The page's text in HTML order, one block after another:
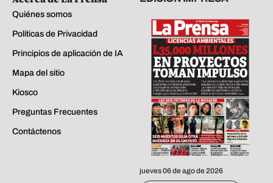
Quiénes somos
Políticas de Privacidad
Principios de aplicación de IA
Mapa del sitio
Kiosco
Preguntas Frecuentes
Contáctenos
jueves 06 de ago de 2026